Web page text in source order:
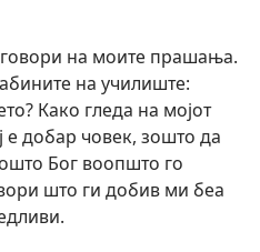
на моите прашања.
на училиште:
Како гледа на мојот
е добар човек, зошто да
Бог воопшто го
што ги добив ми беа